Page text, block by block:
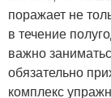
поражает не
в течение
важно
обязательно
комплекс